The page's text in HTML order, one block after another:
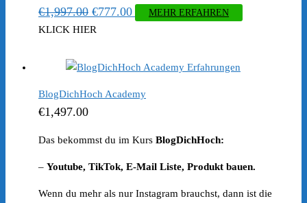
€1,997.00 Ursprünglicher
Preis
€1,997.00
€777.00Aktueller
€777.00.
MEHR ERFAHREN
KLICK HIER
BlogDichHoch Academy
€1,497.00
Das bekommst du im Kurs BlogDichHoch:
– Youtube, TikTok, E-Mail Liste, Produkt bauen.
Wenn du mehr als nur Instagram brauchst, dann ist die